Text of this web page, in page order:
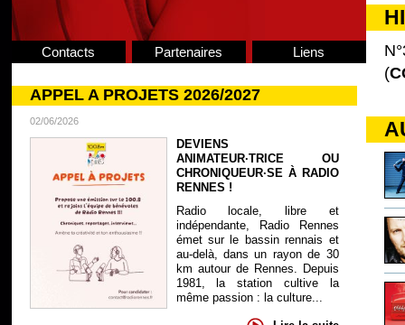
Contacts Partenaires Liens
APPEL A PROJETS 2026/2027
02/06/2026
DEVIENS
ANIMATEUR·TRICE OU
CHRONIQUEUR·SE À RADIO
RENNES !
Radio locale, libre et
indépendante, Radio Rennes
émet sur le bassin rennais et
au-delà, dans un rayon de 30
km autour de Rennes. Depuis
1981, la station cultive la
même passion : la culture...
(